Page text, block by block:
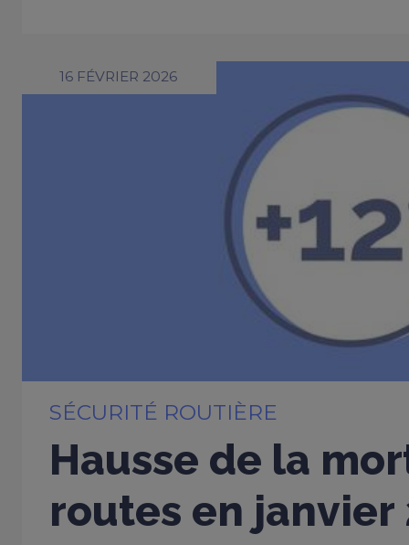
16 FÉVRIER 2026
SÉCURITÉ ROUTIÈRE
Hausse de la
routes en janvier